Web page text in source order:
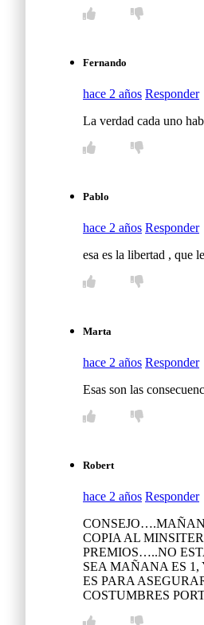
Fernando
hace 2 años Responder
La verdad cada uno
Pablo
hace 2 años Responder
esa es la libertad , que
Marta
hace 2 años Responder
Esas son las
Robert
hace 2 años Responder
COPIA AL
PREMIOS…..NO
SEA MAÑANA ES 1,
ES PARA
COSTUMBRES